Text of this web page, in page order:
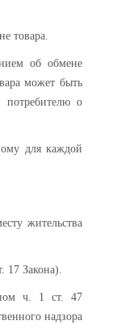
товара.
об обмене
может быть
потребителю о
для каждой
жительства
17 Закона).
ч. 1 ст. 47
надзора